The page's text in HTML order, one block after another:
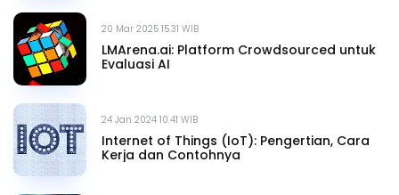
20 Mar 2025 15.31 WIB
LMArena.ai: Platform Crowdsourced untuk
Evaluasi AI
24 Jan 2024 10.41 WIB
Internet of Things (IoT): Pengertian, Cara
Kerja dan Contohnya